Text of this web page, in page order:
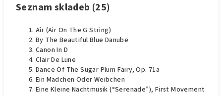
Seznam skladeb (25)
Air (Air On The G String)
By The Beautiful Blue Danube
Canon In D
Clair De Lune
Dance Of The Sugar Plum Fairy, Op. 71a
Ein Madchen Oder Weibchen
Eine Kleine Nachtmusik (“Serenade”), First Movement